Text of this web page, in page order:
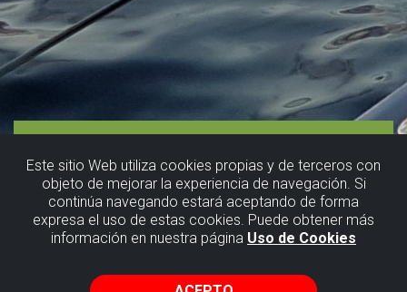
Este sitio Web utiliza cookies propias y de terceros con
objeto de mejorar la experiencia de navegación. Si
continúa navegando estará aceptando de forma
expresa el uso de estas cookies. Puede obtener más
información en nuestra página Uso de Cookies